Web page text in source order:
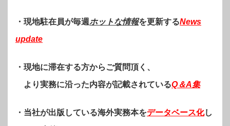
・現地駐在員が毎週ホットな情報を更新するNews
update
・現地に滞在する方からご質問頂く、
より実務に沿った内容が記載されているQ＆A集
・当社が出版している海外実務本をデータベース化し